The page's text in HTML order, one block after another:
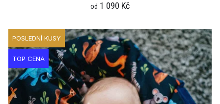
od 1 090 Kč
POSLEDNÍ KUSY
TOP CENA